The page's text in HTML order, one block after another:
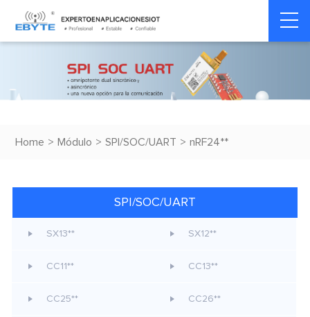
Home > Módulo > SPI/SOC/UART > nRF24**
SPI/SOC/UART
SX13** SX12**
CC11** CC13**
CC25** CC26**